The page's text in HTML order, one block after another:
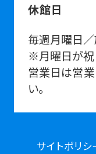
休館日
毎週⽉曜⽇
※⽉曜⽇が祝
営業⽇は営
い。
サイトポリシ